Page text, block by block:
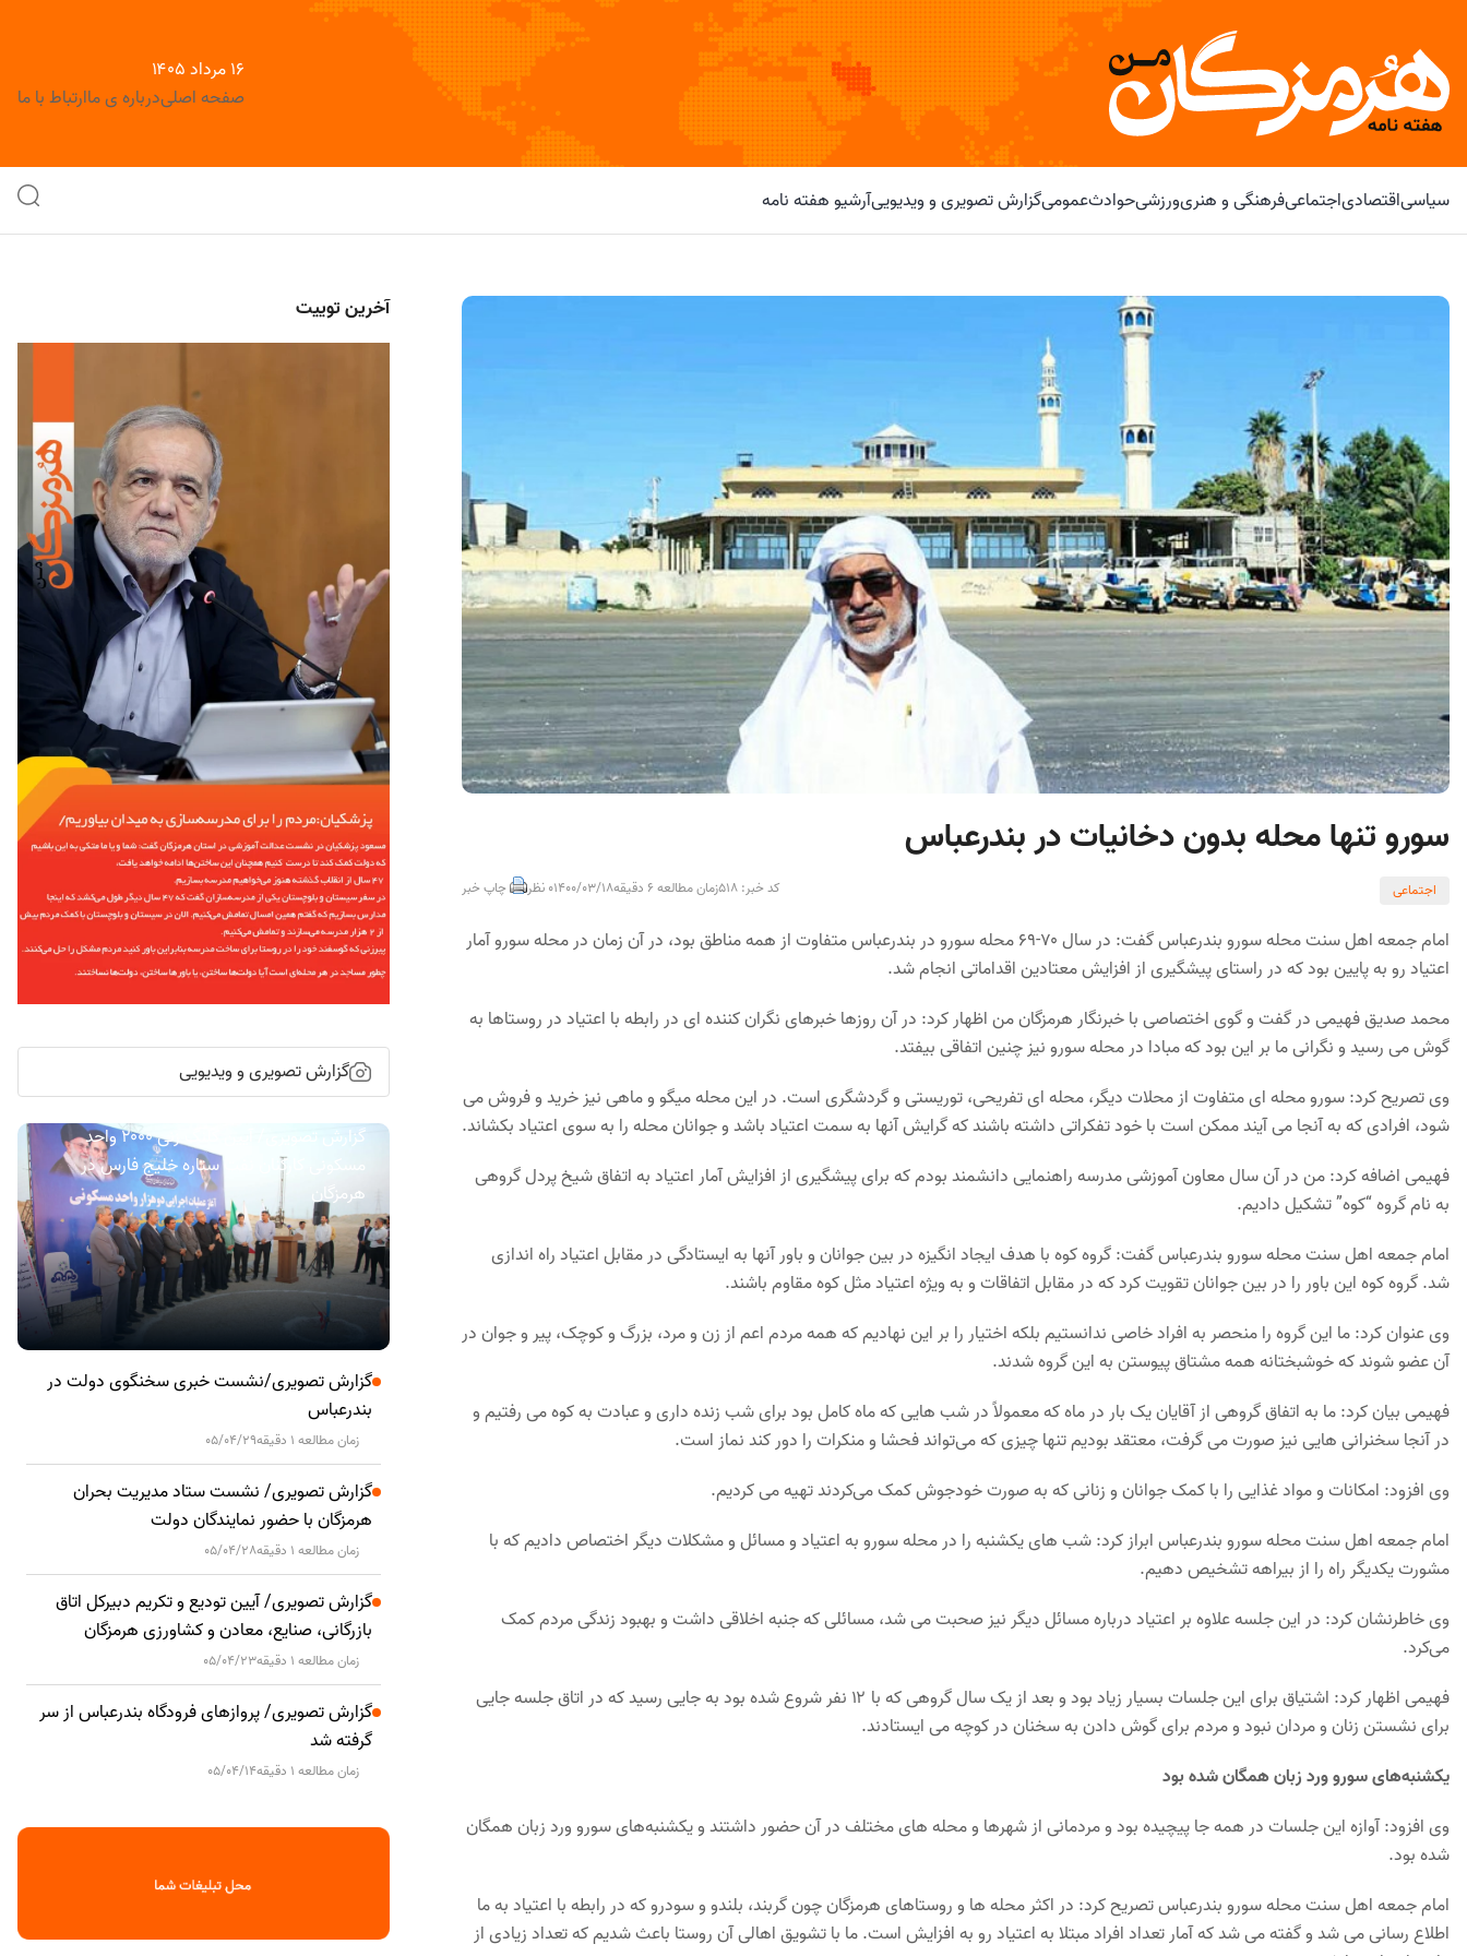
۱۶ مرداد ۱۴۰۵
صفحه اصلیدرباره ی ماارتباط با ما
سیاسیاقتصادیاجتماعیفرهنگی و هنریورزشیحوادثعمومیگزارش تصویری و ویدیوییآرشیو هفته نامه
سورو تنها محله بدون دخانیات در بندرعباس
اجتماعی کد خبر: 518 زمان مطالعه 6 دقیقه 1400/03/180 نظر چاپ خبر
امام جمعه اهل سنت محله سورو بندرعباس گفت: در سال ۷۰-۶۹ محله سورو در بندرعباس متفاوت از همه مناطق بود، در آن زمان در محله سورو آمار
اعتیاد رو به پایین بود که در راستای پیشگیری از افزایش معتادین اقداماتی انجام شد.
محمد صدیق فهیمی در گفت و گوی اختصاصی با خبرنگار هرمزگان من اظهار کرد: در آن روزها خبرهای نگران ‌کننده ای در رابطه با اعتیاد در روستاها به
گوش می‌ رسید و نگرانی‌ ما بر این بود که مبادا در محله سورو نیز چنین اتفاقی بیفتد.
وی تصریح کرد: سورو محله ای متفاوت از محلات دیگر، محله ای تفریحی، توریستی و گردشگری است. در این محله میگو و ماهی نیز خرید و فروش می
شود، افرادی که به آنجا می آیند ممکن است با خود تفکراتی داشته باشند که گرایش آنها به سمت اعتیاد باشد و جوانان محله را به سوی اعتیاد بکشاند.
فهیمی اضافه کرد: من در آن سال معاون آموزشی مدرسه راهنمایی دانشمند بودم که برای پیشگیری از افزایش آمار اعتیاد به اتفاق شیخ پردل گروهی
به نام گروه “کوه” تشکیل دادیم.
امام جمعه اهل سنت محله سورو بندرعباس گفت: گروه کوه با هدف ایجاد انگیزه در بین جوانان و باور آنها به ایستادگی در مقابل اعتیاد راه اندازی
شد. گروه کوه این باور را در بین جوانان تقویت کرد که در مقابل اتفاقات و به ویژه اعتیاد مثل کوه مقاوم باشند.
وی عنوان کرد: ما این گروه را منحصر به افراد خاصی ندانستیم بلکه اختیار را بر این نهادیم که همه مردم اعم از زن و مرد، بزرگ و کوچک، پیر و جوان در
آن عضو شوند که خوشبختانه همه مشتاق پیوستن به این گروه شدند.
فهیمی بیان کرد: ما به اتفاق گروهی از آقایان یک بار در ماه که معمولاً در شب هایی که ماه کامل بود برای شب زنده داری و عبادت به کوه می رفتیم و
در آنجا سخنرانی هایی نیز صورت می گرفت، معتقد بودیم تنها چیزی که می‌تواند فحشا و منکرات را دور کند نماز است.
وی افزود: امکانات و مواد غذایی را با کمک جوانان و زنانی که به صورت خودجوش کمک می‌کردند تهیه می کردیم.
امام جمعه اهل سنت محله سورو بندرعباس ابراز کرد: شب های یکشنبه را در محله سورو به اعتیاد و مسائل و مشکلات دیگر اختصاص دادیم که با
مشورت یکدیگر راه را از بیراهه تشخیص دهیم.
وی خاطرنشان کرد: در این جلسه علاوه بر اعتیاد درباره مسائل دیگر نیز صحبت می شد، مسائلی که جنبه اخلاقی داشت و بهبود زندگی مردم کمک
می‌کرد.
فهیمی اظهار کرد: اشتیاق برای این جلسات بسیار زیاد بود و بعد از یک سال گروهی که با ۱۲ نفر شروع شده بود به جایی رسید که در اتاق جلسه جایی
برای نشستن زنان و مردان نبود و مردم برای گوش دادن به سخنان در کوچه می ایستادند.
یکشنبه‌های سورو ورد زبان همگان شده بود
وی افزود: آوازه این جلسات در همه جا پیچیده بود و مردمانی از شهرها و محله های مختلف در آن حضور داشتند و یکشنبه‌های سورو ورد زبان همگان
شده بود.
امام جمعه اهل سنت محله سورو بندرعباس تصریح کرد: در اکثر محله ها و روستاهای هرمزگان چون گربند، بلندو و سودرو که در رابطه با اعتیاد به ما
اطلاع رسانی می شد و گفته می شد که آمار تعداد افراد مبتلا به اعتیاد رو به افزایش است. ما با تشویق اهالی آن روستا باعث شدیم که تعداد زیادی از
آخرین توییت
گزارش تصویری و ویدیویی
گزارش تصویری/ آیین کلنگ زنی ۲۰۰۰ واحد
مسکونی کارکنان نفت ستاره خلیج فارس در
هرمزگان
گزارش تصویری/نشست خبری سخنگوی دولت در
بندرعباس
زمان مطالعه 1 دقیقه 05/04/29
گزارش تصویری/ نشست ستاد مدیریت بحران
هرمزگان با حضور نمایندگان دولت
زمان مطالعه 1 دقیقه 05/04/28
گزارش تصویری/ آیین تودیع و تکریم دبیرکل اتاق
بازرگانی، صنایع، معادن و کشاورزی هرمزگان
زمان مطالعه 1 دقیقه 05/04/23
گزارش تصویری/ پروازهای فرودگاه بندرعباس از سر
گرفته شد
زمان مطالعه 1 دقیقه 05/04/14